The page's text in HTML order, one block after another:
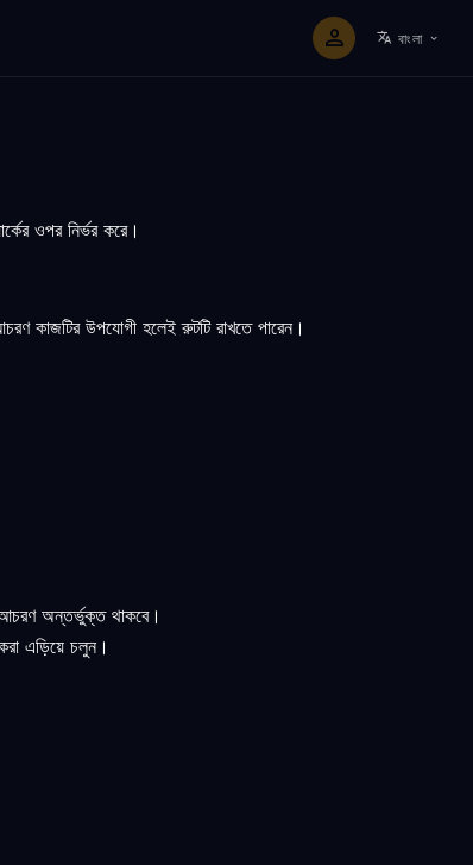
বাংলা
ওপর নির্ভর করে।
কাজটির উপযোগী হলেই রুটটি রাখতে পারেন।
আচরণ অন্তর্ভুক্ত থাকবে।
এড়িয়ে চলুন।